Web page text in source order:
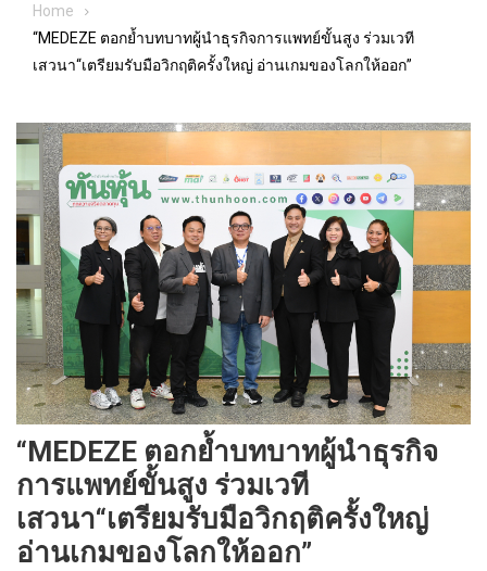
Home
“MEDEZE ตอกย้ำบทบาทผู้นำธุรกิจการแพทย์ขั้นสูง ร่วมเวที
เสวนา“เตรียมรับมือวิกฤติครั้งใหญ่ อ่านเกมของโลกให้ออก”
“MEDEZE ตอกย้ำบทบาทผู้นำธุรกิจ
การแพทย์ขั้นสูง ร่วมเวที
เสวนา“เตรียมรับมือวิกฤติครั้งใหญ่
อ่านเกมของโลกให้ออก”